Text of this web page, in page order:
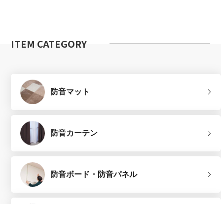
ITEM CATEGORY
防音マット
防音カーテン
防音ボード・防音パネル